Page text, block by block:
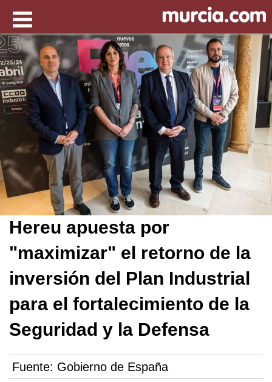
Hereu apuesta por
"maximizar" el retorno de la
inversión del Plan Industrial
para el fortalecimiento de la
Seguridad y la Defensa
Fuente: Gobierno de España